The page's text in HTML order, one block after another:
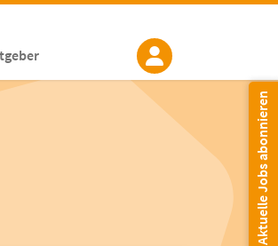
Aktuelle Jobs abonnieren